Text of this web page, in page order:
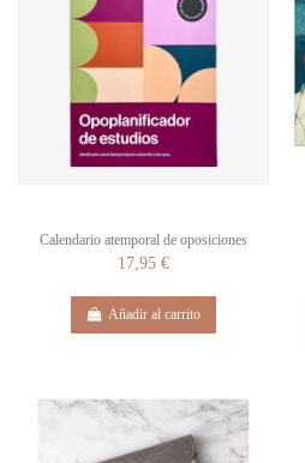
Calendario atemporal de oposiciones
17,95 €
Añadir al carrito